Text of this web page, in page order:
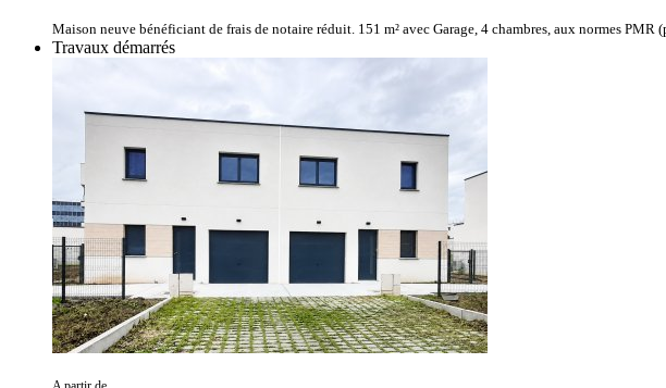
Maison neuve bénéficiant de frais de notaire réduit. 151 m² avec Garage, 4 chambres, aux normes PMR
Travaux démarrés